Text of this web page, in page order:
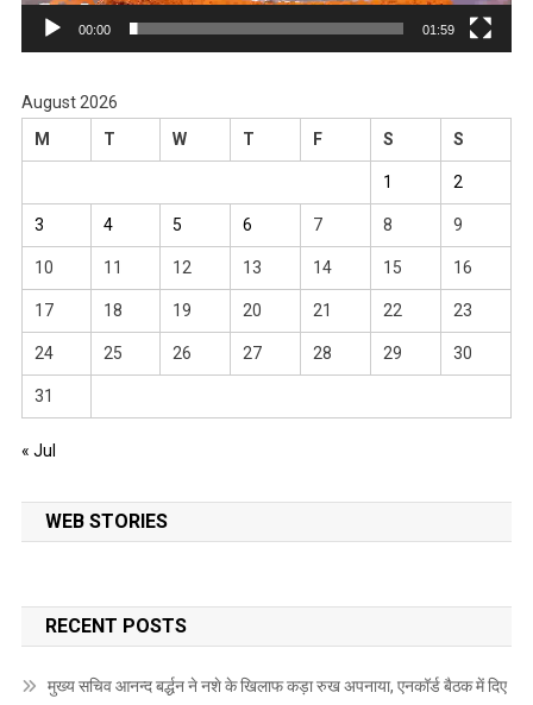
00:00 01:59
August 2026
M
T W T F S S
1 2
3 4 5 6 7 8 9
10 11 12 13 14 15 16
17 18 19 20 21 22 23
24 25 26 27 28 29 30
31
« Jul
WEB STORIES
RECENT POSTS
मुख्य सचिव आनन्द बर्द्धन ने नशे के खिलाफ कड़ा रुख अपनाया, एनकॉर्ड बैठक में दिए